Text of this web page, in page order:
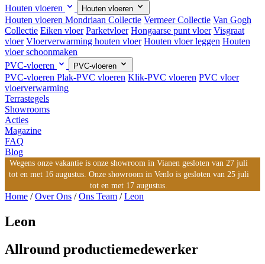
Houten vloeren
Houten vloeren
Houten vloeren Mondriaan Collectie Vermeer Collectie Van Gogh
Collectie Eiken vloer Parketvloer Hongaarse punt vloer Visgraat
vloer Vloerverwarming houten vloer Houten vloer leggen Houten
vloer schoonmaken
PVC-vloeren
PVC-vloeren
PVC-vloeren Plak-PVC vloeren Klik-PVC vloeren PVC vloer
vloerverwarming
Terrastegels
Showrooms
Acties
Magazine
FAQ
Blog
Wegens onze vakantie is onze showroom in Vianen gesloten van 27 juli
tot en met 16 augustus. Onze showroom in Venlo is gesloten van 25 juli
tot en met 17 augustus.
Home /Over Ons /Ons Team /Leon
Leon
Allround productiemedewerker